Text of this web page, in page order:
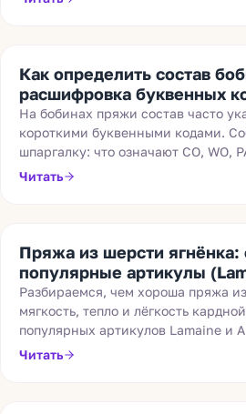
Как определить состав
расшифровка буквенных
На бобинах пряжи состав часто
короткими буквенными кодами.
шпаргалку: что означают CO, WO,
обозначения материалов.
Читать
Пряжа из шерсти ягнёнка:
популярные артикулы
Разбираемся, чем хороша пряжа
мягкость, тепло и лёгкость
популярных артикулов Lamaine и
по вязанию и ВТО.
Читать